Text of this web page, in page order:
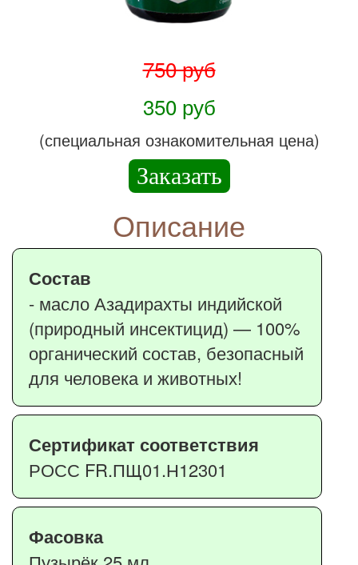
750 руб
350 руб
(специальная ознакомительная цена)
Заказать
Описание
Состав
- масло Азадирахты индийской
(природный инсектицид) — 100%
органический состав, безопасный
для человека и животных!
Сертификат соответствия
РОСС FR.ПЩ01.Н12301
Фасовка